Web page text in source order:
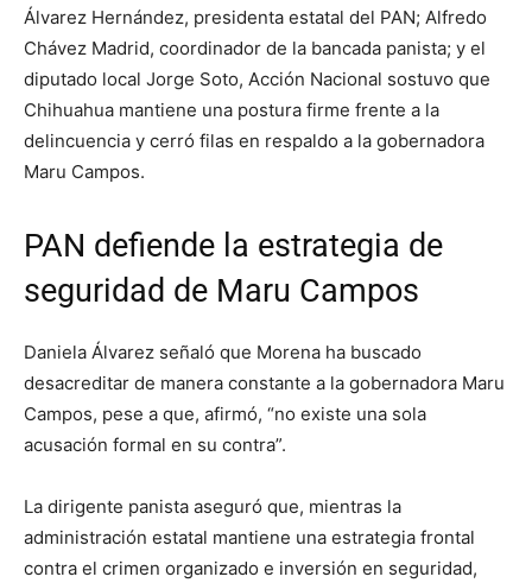
Álvarez Hernández, presidenta estatal del PAN; Alfredo
Chávez Madrid, coordinador de la bancada panista; y el
diputado local Jorge Soto, Acción Nacional sostuvo que
Chihuahua mantiene una postura firme frente a la
delincuencia y cerró filas en respaldo a la gobernadora
Maru Campos.
PAN defiende la estrategia de
seguridad de Maru Campos
Daniela Álvarez señaló que Morena ha buscado
desacreditar de manera constante a la gobernadora Maru
Campos, pese a que, afirmó, “no existe una sola
acusación formal en su contra”.
La dirigente panista aseguró que, mientras la
administración estatal mantiene una estrategia frontal
contra el crimen organizado e inversión en seguridad,